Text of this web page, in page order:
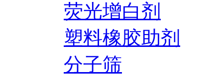
荧光增白剂
塑料橡胶助剂
分子筛